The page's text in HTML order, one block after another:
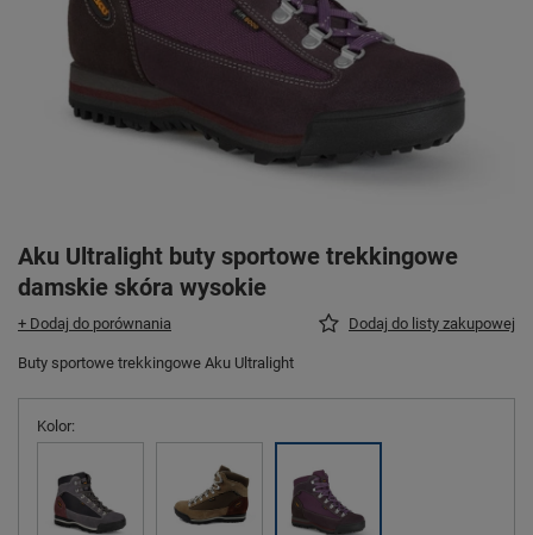
Aku Ultralight buty sportowe trekkingowe
damskie skóra wysokie
+ Dodaj do porównania Dodaj do listy zakupowej
Buty sportowe trekkingowe Aku Ultralight
Kolor